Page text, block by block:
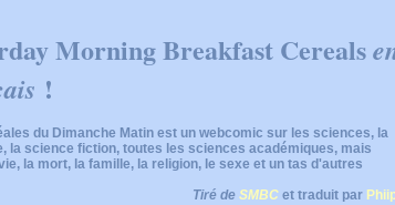
Morning Breakfast Cereals
!
du Dimanche Matin est un webcomic sur les sciences, la
la science fiction, toutes les sciences académiques, mais
la mort, la famille, la religion, le sexe et un tas d'autres
Tiré de SMBC et traduit par